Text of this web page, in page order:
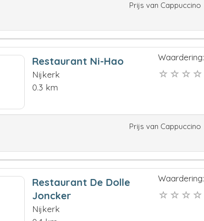
Prijs van Cappuccino
Restaurant Ni-Hao
Nijkerk
0.3 km
Waardering:
Prijs van Cappuccino
Restaurant De Dolle
Joncker
Nijkerk
Waardering: